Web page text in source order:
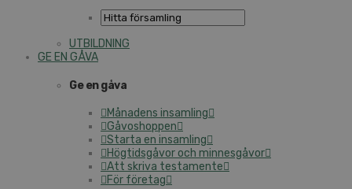
UTBILDNING
GE EN GÅVA
Ge en gåva
Månadens insamling
Gåvoshoppen
Starta en insamling
Högtidsgåvor och minnesgåvor
Att skriva testamente
För företag